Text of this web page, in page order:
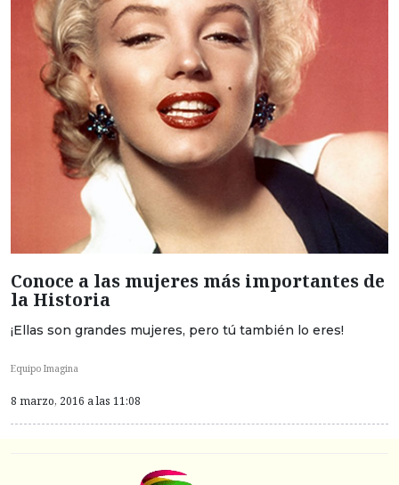
Conoce a las mujeres más importantes de
la Historia
¡Ellas son grandes mujeres, pero tú también lo eres!
Equipo Imagina
8 marzo, 2016 a las 11:08